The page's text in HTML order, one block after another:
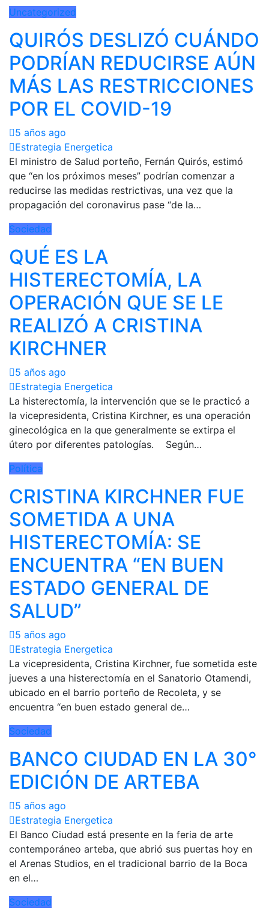
Uncategorized
QUIRÓS DESLIZÓ CUÁNDO
PODRÍAN REDUCIRSE AÚN
MÁS LAS RESTRICCIONES
POR EL COVID-19
5 años ago
Estrategia Energetica
El ministro de Salud porteño, Fernán Quirós, estimó
que “en los próximos meses” podrían comenzar a
reducirse las medidas restrictivas, una vez que la
propagación del coronavirus pase “de la…
Sociedad
QUÉ ES LA
HISTERECTOMÍA, LA
OPERACIÓN QUE SE LE
REALIZÓ A CRISTINA
KIRCHNER
5 años ago
Estrategia Energetica
La histerectomía, la intervención que se le practicó a
la vicepresidenta, Cristina Kirchner, es una operación
ginecológica en la que generalmente se extirpa el
útero por diferentes patologías. Según…
Política
CRISTINA KIRCHNER FUE
SOMETIDA A UNA
HISTERECTOMÍA: SE
ENCUENTRA “EN BUEN
ESTADO GENERAL DE
SALUD”
5 años ago
Estrategia Energetica
La vicepresidenta, Cristina Kirchner, fue sometida este
jueves a una histerectomía en el Sanatorio Otamendi,
ubicado en el barrio porteño de Recoleta, y se
encuentra “en buen estado general de…
Sociedad
BANCO CIUDAD EN LA 30°
EDICIÓN DE ARTEBA
5 años ago
Estrategia Energetica
El Banco Ciudad está presente en la feria de arte
contemporáneo arteba, que abrió sus puertas hoy en
el Arenas Studios, en el tradicional barrio de la Boca
en el…
Sociedad